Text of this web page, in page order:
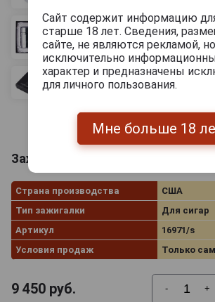
Зажигалка Lotus T3C
Страна производства
США
Тип зажигалки
Для сигар
Артикул
16971/s
Условия продаж
Только
9 450 руб. - +
Сайт содержит информацию
старше 18 лет. Сведения,
сайте, не являются рекламой,
исключительно
характер и предназначены
для личного пользования.
Мне больше 18